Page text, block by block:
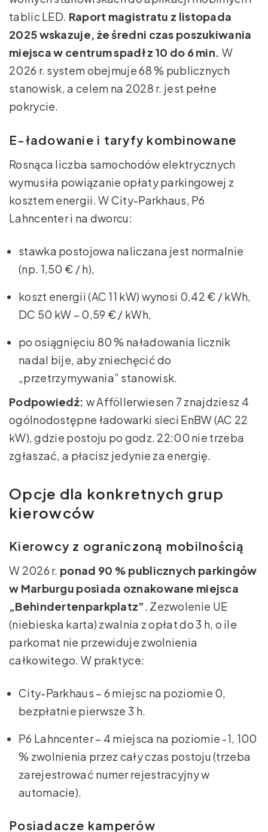
tablic LED. Raport magistratu z listopada
2025 wskazuje, że średni czas poszukiwania
miejsca w centrum spadł z 10 do 6 min. W
2026 r. system obejmuje 68 % publicznych
stanowisk, a celem na 2028 r. jest pełne
pokrycie.
E-ładowanie i taryfy kombinowane
Rosnąca liczba samochodów elektrycznych
wymusiła powiązanie opłaty parkingowej z
kosztem energii. W City-Parkhaus, P6
Lahncenter i na dworcu:
stawka postojowa naliczana jest normalnie
(np. 1,50 € / h),
koszt energii (AC 11 kW) wynosi 0,42 € / kWh,
DC 50 kW – 0,59 € / kWh,
po osiągnięciu 80 % naładowania licznik
nadal bije, aby zniechęcić do
„przetrzymywania” stanowisk.
Podpowiedź: w Afföllerwiesen 7 znajdziesz 4
ogólnodostępne ładowarki sieci EnBW (AC 22
kW), gdzie postoju po godz. 22:00 nie trzeba
zgłaszać, a płacisz jedynie za energię.
Opcje dla konkretnych grup
kierowców
Kierowcy z ograniczoną mobilnością
W 2026 r. ponad 90 % publicznych parkingów
w Marburgu posiada oznakowane miejsca
„Behindertenparkplatz”. Zezwolenie UE
(niebieska karta) zwalnia z opłat do 3 h, o ile
parkomat nie przewiduje zwolnienia
całkowitego. W praktyce:
City-Parkhaus – 6 miejsc na poziomie 0,
bezpłatnie pierwsze 3 h.
P6 Lahncenter – 4 miejsca na poziomie -1, 100
% zwolnienia przez cały czas postoju (trzeba
zarejestrować numer rejestracyjny w
automacie).
Posiadacze kamperów